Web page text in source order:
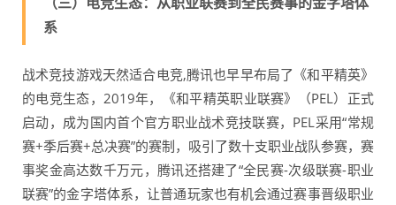
系
战术竞技游戏天然适合电竞,腾讯也早早布局了《和平精英》
的电竞生态，2019年，《和平精英职业联赛》（PEL）正式
启动，成为国内首个官方职业战术竞技联赛，PEL采用“常规
赛+季后赛+总决赛”的赛制，吸引了数十支职业战队参赛，赛
事奖金高达数千万元，腾讯还搭建了“全民赛-次级联赛-职业
联赛”的金字塔体系，让普通玩家也有机会通过赛事晋级职业